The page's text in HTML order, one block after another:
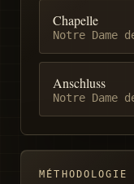
Chapelle
Notre Dame
Anschluss
Notre Dame
MÉTHODOLOGIE